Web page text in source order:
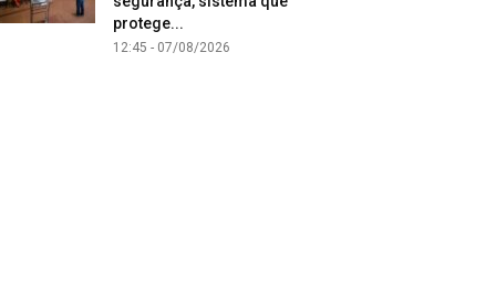
protege...
12:45 - 07/08/2026